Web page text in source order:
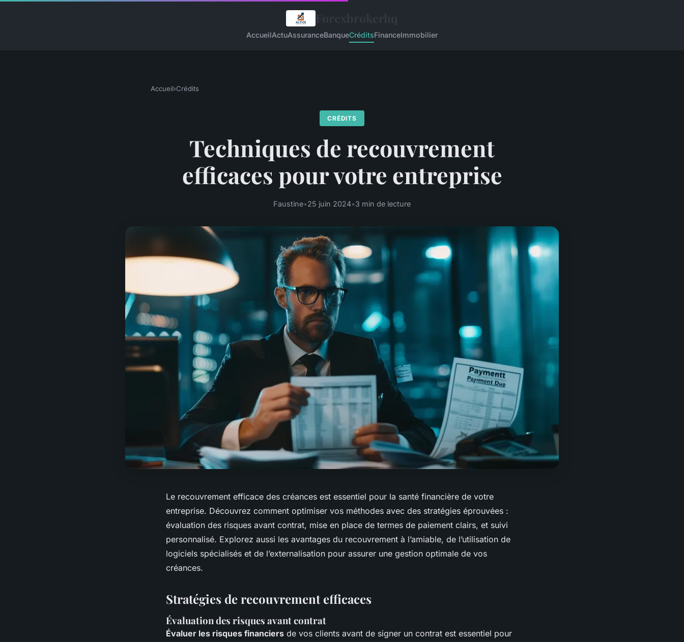
AccueilActuAssuranceBanqueCréditsFinanceImmobilier
Accueil›Crédits
CRÉDITS
Techniques de recouvrement
efficaces pour votre entreprise
Faustine•25 juin 2024•3 min de lecture
Le recouvrement efficace des créances est essentiel pour la santé financière de votre
entreprise. Découvrez comment optimiser vos méthodes avec des stratégies éprouvées :
évaluation des risques avant contrat, mise en place de termes de paiement clairs, et suivi
personnalisé. Explorez aussi les avantages du recouvrement à l’amiable, de l’utilisation de
logiciels spécialisés et de l’externalisation pour assurer une gestion optimale de vos
créances.
Stratégies de recouvrement efficaces
Évaluation des risques avant contrat
Évaluer les risques financiers de vos clients avant de signer un contrat est essentiel pour